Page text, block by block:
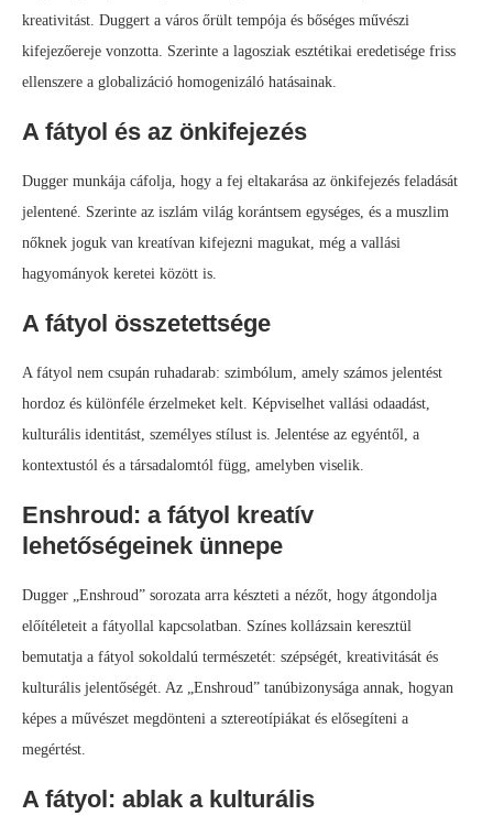
kreativitást. Duggert a város őrült tempója és bőséges művészi
kifejezőereje vonzotta. Szerinte a lagosziak esztétikai eredetisége friss
ellenszere a globalizáció homogenizáló hatásainak.
A fátyol és az önkifejezés
Dugger munkája cáfolja, hogy a fej eltakarása az önkifejezés feladását
jelentené. Szerinte az iszlám világ korántsem egységes, és a muszlim
nőknek joguk van kreatívan kifejezni magukat, még a vallási
hagyományok keretei között is.
A fátyol összetettsége
A fátyol nem csupán ruhadarab: szimbólum, amely számos jelentést
hordoz és különféle érzelmeket kelt. Képviselhet vallási odaadást,
kulturális identitást, személyes stílust is. Jelentése az egyéntől, a
kontextustól és a társadalomtól függ, amelyben viselik.
Enshroud: a fátyol kreatív
lehetőségeinek ünnepe
Dugger „Enshroud” sorozata arra készteti a nézőt, hogy átgondolja
előítéleteit a fátyollal kapcsolatban. Színes kollázsain keresztül
bemutatja a fátyol sokoldalú természetét: szépségét, kreativitását és
kulturális jelentőségét. Az „Enshroud” tanúbizonysága annak, hogyan
képes a művészet megdönteni a sztereotípiákat és elősegíteni a
megértést.
A fátyol: ablak a kulturális